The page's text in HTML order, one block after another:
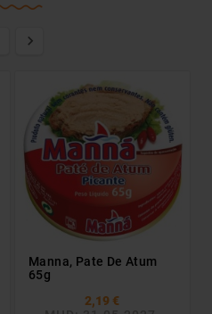

Manna, Pate De Atum
65g
2,19 €